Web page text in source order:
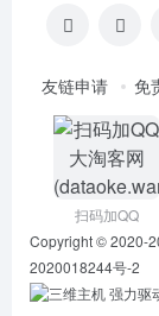
友链申请 免
扫码加QQ
Copyright © 2020-
2020018244号-2
强力驱